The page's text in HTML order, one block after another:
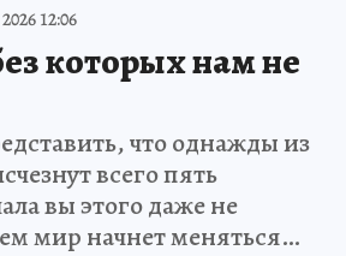
12:06
которых нам не
что однажды из
всего пять
вы этого даже не
мир начнет меняться…